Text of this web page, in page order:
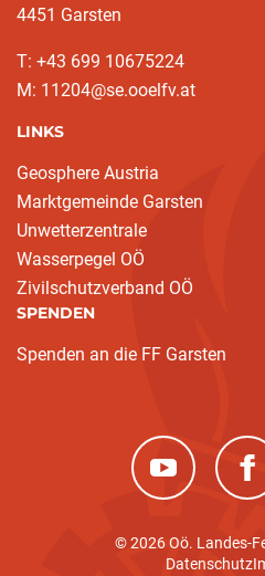
4451 Garsten
T: ‭+43 699 10675224‬
M: 11204@se.ooelfv.at
LINKS
Geosphere Austria
Marktgemeinde Garsten
Unwetterzentrale
Wasserpegel OÖ
Zivilschutzverband OÖ
SPENDEN
Spenden an die FF Garsten
(neues
© 2026 Oö. Landes-
Datenschutz